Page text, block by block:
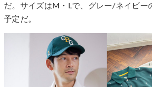
だ。サイズはM・Lで、グレー/ネイビー
予定だ。